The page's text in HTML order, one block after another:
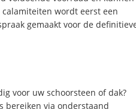
wordt eerst een
gemaakt voor de
voor uw schoorsteen of dak?
bereiken via onderstaand